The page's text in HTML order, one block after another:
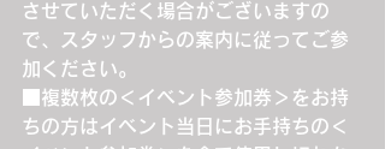
させていただく場合がございますの
で、スタッフからの案内に従ってご参
加ください。
■複数枚の＜イベント参加券＞をお持
ちの方はイベント当日にお手持ちの＜